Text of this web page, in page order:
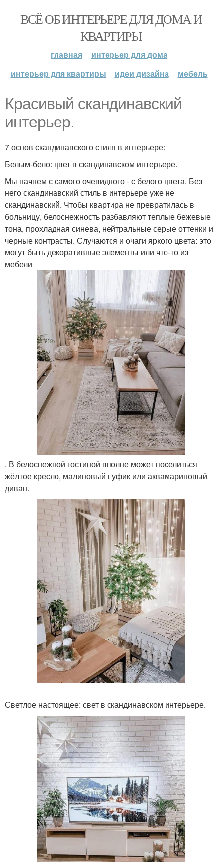
ВСЁ ОБ ИНТЕРЬЕРЕ ДЛЯ ДОМА И
КВАРТИРЫ
главная
интерьер для дома
интерьер для квартиры
идеи дизайна мебель
Красивый скандинавский
интерьер.
7 основ скандинавского стиля в интерьере:
Белым-бело: цвет в скандинавском интерьере.
Мы начнем с самого очевидного - с белого цвета. Без
него скандинавский стиль в интерьере уже не
скандинавский. Чтобы квартира не превратилась в
больницу, белоснежность разбавляют теплые бежевые
тона, прохладная синева, нейтральные серые оттенки и
черные контрасты. Случаются и очаги яркого цвета: это
могут быть декоративные элементы или что-то из
мебели
. В белоснежной гостиной вполне может поселиться
жёлтое кресло, малиновый пуфик или аквамариновый
диван.
Светлое настоящее: свет в скандинавском интерьере.